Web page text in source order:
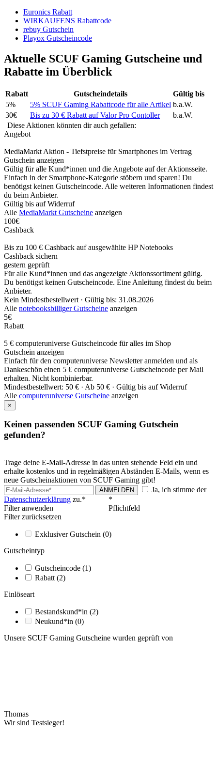
Euronics Rabatt
WIRKAUFENS Rabattcode
rebuy Gutschein
Playox Gutscheincode
Aktuelle SCUF Gaming Gutscheine und
Rabatte im Überblick
Rabatt Gutscheindetails
Gültig bis
5%
5% SCUF Gaming Rabattcode für alle Artikel b.a.W.
30€
Bis zu 30 € Rabatt auf Valor Pro Contoller
b.a.W.
Diese Aktionen könnten dir auch gefallen:
Angebot
MediaMarkt Aktion - Tiefstpreise für Smartphones im Vertrag
Gutschein anzeigen
Gültig für alle Kund*innen und die Angebote auf der Aktionsseite.
Einfach in der Smartphone-Kategorie stöbern und sparen! Du
benötigst keinen Gutscheincode. Alle weiteren Informationen findest
du beim Anbieter.
Gültig bis auf Widerruf
Alle MediaMarkt Gutscheine anzeigen
100€
Cashback
Bis zu 100 € Cashback auf ausgewählte HP Notebooks
Cashback sichern
gestern geprüft
Für alle Kund*innen und das angezeigte Aktionssortiment gültig.
Du benötigst keinen Gutscheincode. Eine Anleitung findest du beim
Anbieter.
Kein Mindestbestellwert · Gültig bis: 31.08.2026
Alle notebooksbilliger Gutscheine anzeigen
5€
Rabatt
5 € computeruniverse Gutscheincode für alles im Shop
Gutschein anzeigen
Einfach für den computeruniverse Newsletter anmelden und als
Dankeschön einen 5 € computeruniverse Gutscheincode per Mail
erhalten. Nicht kombinierbar.
Mindestbestellwert: 50 € · Ab 50 € · Gültig bis auf Widerruf
Alle computeruniverse Gutscheine anzeigen
×
Keinen passenden SCUF Gaming Gutschein
gefunden?
Trage deine E-Mail-Adresse in das unten stehende Feld ein und
erhalte kostenlos und in regelmäßigen Abständen E-Mails, wenn es
neue Gutscheinaktionen von SCUF Gaming gibt!
ANMELDEN
Ja, ich stimme der
Datenschutzerklärung zu.*
*
Pflichtfeld
Filter anwenden
Filter zurücksetzen
Exklusiver Gutschein (0)
Gutscheintyp
Gutscheincode (1)
Rabatt (2)
Einlöseart
Bestandskund*in (2)
Neukund*in (0)
Unsere SCUF Gaming Gutscheine wurden geprüft von
Thomas
Wir sind Testsieger!